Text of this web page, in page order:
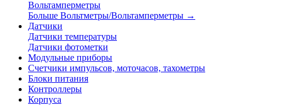
Вольтамперметры
Больше Вольтметры/Вольтамперметры →
Датчики
Датчики температуры
Датчики фотометки
Модульные приборы
Счетчики импульсов, моточасов, тахометры
Блоки питания
Контроллеры
Корпуса